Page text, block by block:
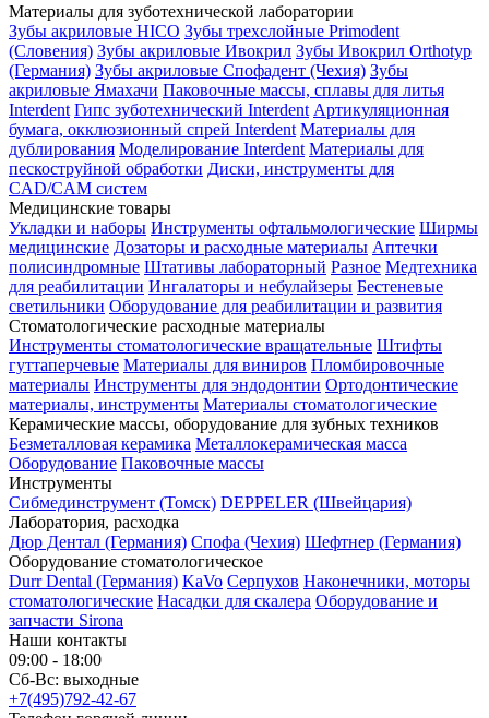
Материалы для зуботехнической лаборатории
Зубы акриловые HICO Зубы трехслойные Primodent
(Словения) Зубы акриловые Ивокрил Зубы Ивокрил Orthotyp
(Германия) Зубы акриловые Спофадент (Чехия) Зубы
акриловые Ямахачи Паковочные массы, сплавы для литья
Interdent Гипс зуботехнический Interdent Артикуляционная
бумага, окклюзионный спрей Interdent Материалы для
дублирования Моделирование Interdent Материалы для
пескоструйной обработки Диски, инструменты для
CAD/CAM систем
Медицинские товары
Укладки и наборы Инструменты офтальмологические Ширмы
медицинские Дозаторы и расходные материалы Аптечки
полисиндромные Штативы лабораторный Разное Медтехника
для реабилитации Ингалаторы и небулайзеры Бестеневые
светильники Оборудование для реабилитации и развития
Стоматологические расходные материалы
Инструменты стоматологические вращательные Штифты
гуттаперчевые Материалы для виниров Пломбировочные
материалы Инструменты для эндодонтии Ортодонтические
материалы, инструменты Материалы стоматологические
Керамические массы, оборудование для зубных техников
Безметалловая керамика Металлокерамическая масса
Оборудование Паковочные массы
Инструменты
Cибмединструмент (Томск) DEPPELER (Швейцария)
Лаборатория, расходка
Дюр Дентал (Германия) Спофа (Чехия) Шефтнер (Германия)
Оборудование стоматологическое
Durr Dental (Германия) KaVo Серпухов Наконечники, моторы
стоматологические Насадки для скалера Оборудование и
запчасти Sirona
Наши контакты
09:00 - 18:00
Сб-Вс: выходные
+7(495)792-42-67